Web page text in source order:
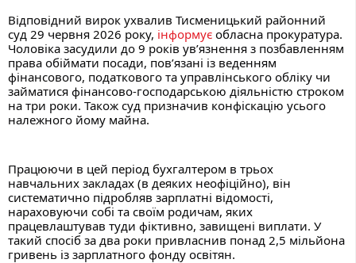
Відповідний вирок ухвалив Тисменицький районний
суд 29 червня 2026 року, інформує обласна прокуратура.
Чоловіка засудили до 9 років ув’язнення з позбавленням
права обіймати посади, пов’язані із веденням
фінансового, податкового та управлінського обліку чи
займатися фінансово-господарською діяльністю строком
на три роки. Також суд призначив конфіскацію усього
належного йому майна.
Працюючи в цей період бухгалтером в трьох
навчальних закладах (в деяких неофіційно), він
систематично підробляв зарплатні відомості,
нараховуючи собі та своїм родичам, яких
працевлаштував туди фіктивно, завищені виплати. У
такий спосіб за два роки привласнив понад 2,5 мільйона
гривень із зарплатного фонду освітян.